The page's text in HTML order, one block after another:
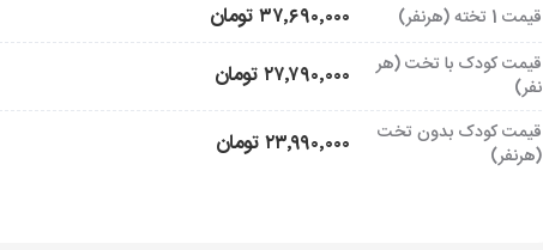
قیمت 1 تخته (هرنفر) ۳۷٬۶۹۰٬۰۰۰ تومان
قیمت کودک با تخت (هر
نفر)
۲۷٬۷۹۰٬۰۰۰ تومان
قیمت کودک بدون تخت
(هرنفر)
۲۳٬۹۹۰٬۰۰۰ تومان